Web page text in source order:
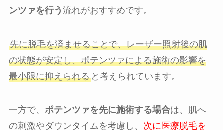
ンツァを行う 流れがおすすめです。
先に脱毛を済ませることで、レーザー照射後の肌
の状態が安定し、ポテンツァによる施術の影響を
最小限に抑えられると考えられています。
一方で、 ポテンツァを先に施術する場合は、肌へ
の刺激やダウンタイムを考慮し、 次に医療脱毛を